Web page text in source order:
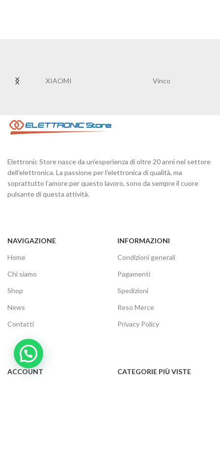
XIAOMI Vinco
Elettronic Store nasce da un’esperienza di oltre 20 anni nel settore
dell'elettronica. La passione per l'elettronica di qualità, ma
soprattutto l’amore per questo lavoro, sono da sempre il cuore
pulsante di questa attività.
NAVIGAZIONE
Home
Chi siamo
Shop
News
Contatti
INFORMAZIONI
Condizioni generali
Pagamenti
Spedizioni
Reso Merce
Privacy Policy
ACCOUNT
CATEGORIE PIÙ VISTE